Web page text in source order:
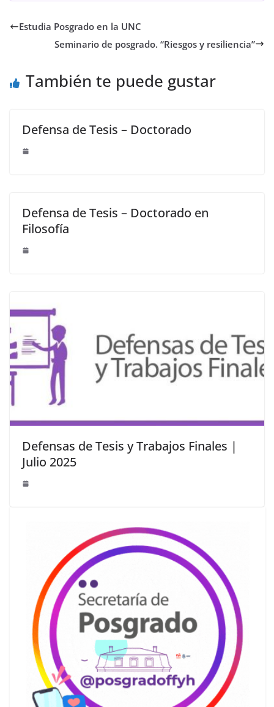
Estudia Posgrado en la UNC
Seminario de posgrado. “Riesgos y resiliencia”
También te puede gustar
Defensa de Tesis – Doctorado
Defensa de Tesis – Doctorado en
Filosofía
Defensas de Tesis y Trabajos Finales |
Julio 2025